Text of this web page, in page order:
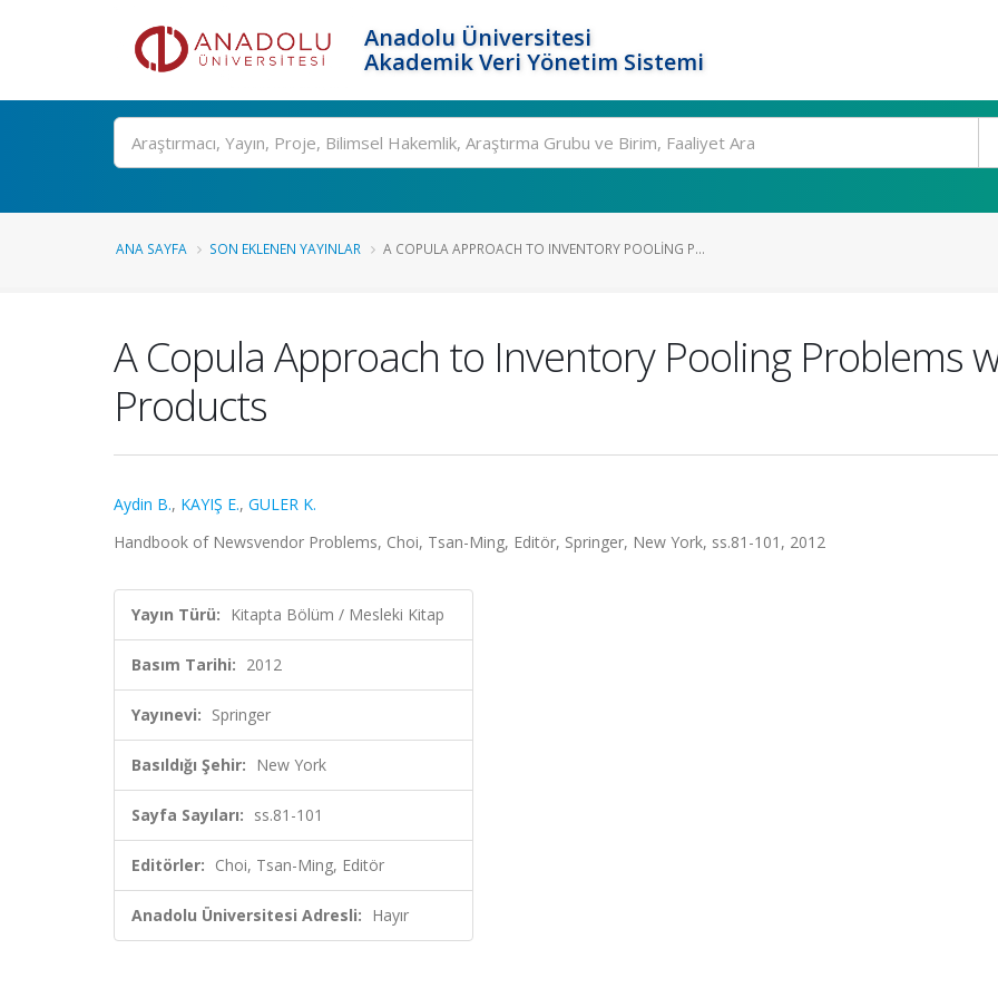
Anadolu Üniversitesi
Akademik Veri Yönetim Sistemi
Ara
ANA SAYFA SON EKLENEN YAYINLAR A COPULA APPROACH TO INVENTORY POOLING P...
A Copula Approach to Inventory Pooling Problems
Products
Aydin B., KAYIŞ E., GULER K.
Handbook of Newsvendor Problems, Choi, Tsan-Ming, Editör, Springer, New York, ss.81-101, 2012
Yayın Türü: Kitapta Bölüm / Mesleki Kitap
Basım Tarihi: 2012
Yayınevi: Springer
Basıldığı Şehir: New York
Sayfa Sayıları: ss.81-101
Editörler: Choi, Tsan-Ming, Editör
Anadolu Üniversitesi Adresli: Hayır